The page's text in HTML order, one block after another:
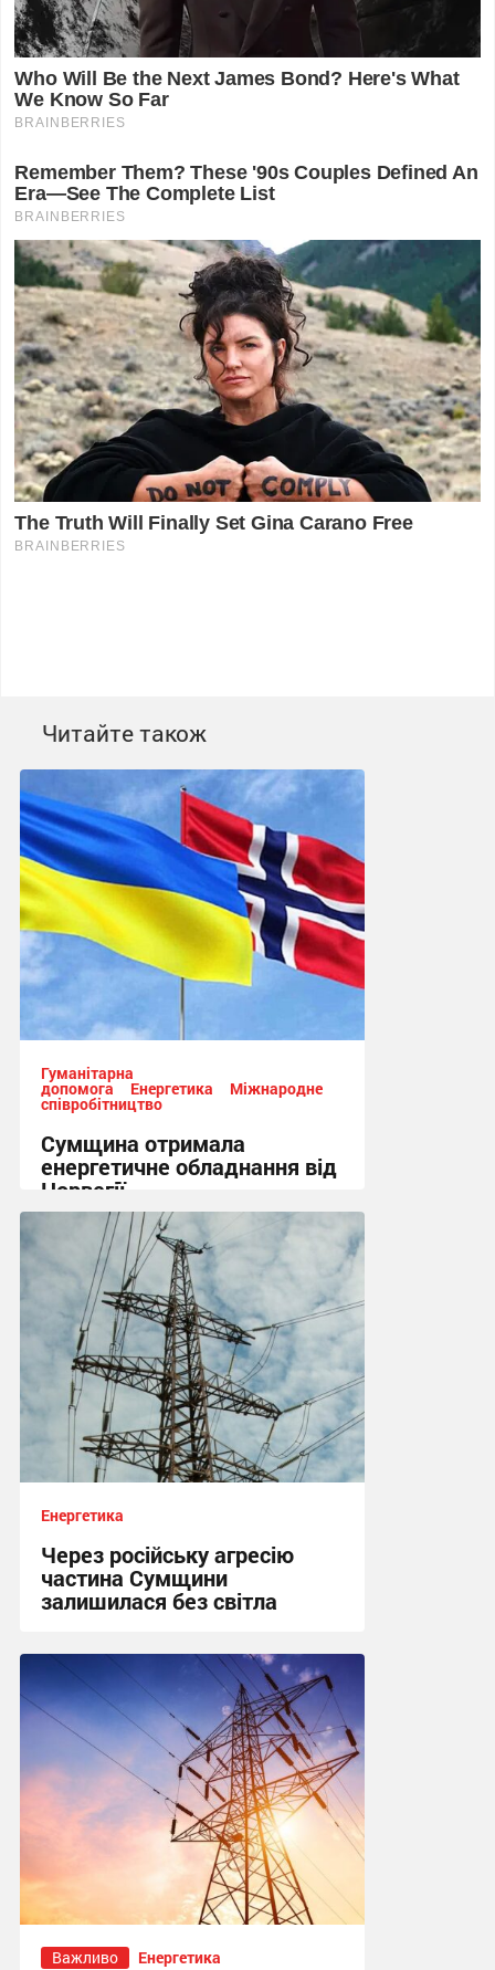
Читайте також
Гуманітарна
допомога Енергетика Міжнародне
співробітництво
Сумщина отримала
енергетичне обладнання від
Норвегії
13:50, 7.08.2026
Енергетика
Через російську агресію
частина Сумщини
залишилася без світла
10:15, 4.08.2026
Важливо Енергетика